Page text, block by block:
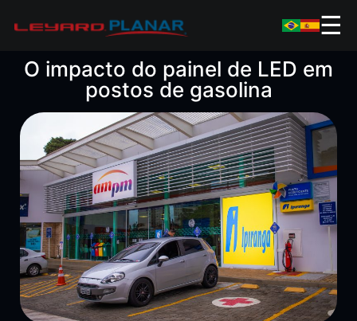
☰
O impacto do painel de LED em
postos de gasolina